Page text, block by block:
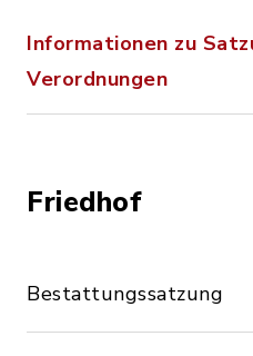
Informationen zu
Verordnungen
Friedhof
Bestattungssatzung